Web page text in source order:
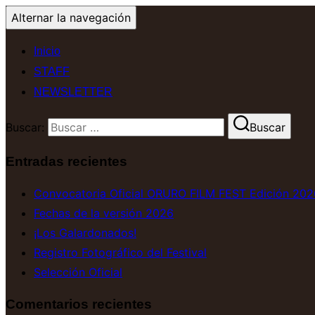
Alternar la navegación
Inicio
STAFF
NEWSLETTER
Buscar: Buscar
Entradas recientes
Convocatoria Oficial ORURO FILM FEST Edición
Fechas de la versión 2026
¡Los Galardonados!
Registro Fotográfico del Festival
Selección Oficial
Comentarios recientes